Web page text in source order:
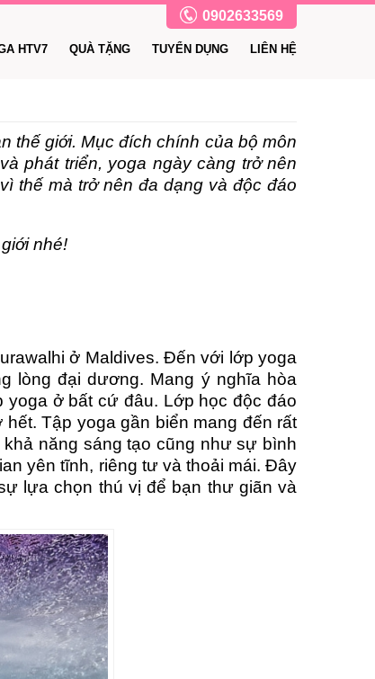
0902633569
HTV7 QUÀ TẶNG TUYỂN DỤNG LIÊN HỆ
thế giới. Mục đích chính của bộ môn
phát triển, yoga ngày càng trở nên
thế mà trở nên đa dạng và độc đáo
nhé!
ở Maldives. Đến với lớp yoga
lòng đại dương. Mang ý nghĩa hòa
yoga ở bất cứ đâu. Lớp học độc đáo
Tập yoga gần biển mang đến rất
năng sáng tạo cũng như sự bình
yên tĩnh, riêng tư và thoải mái. Đây
lựa chọn thú vị để bạn thư giãn và